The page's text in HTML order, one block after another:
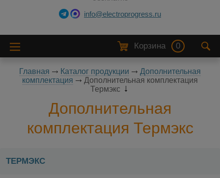
info@electroprogress.ru
Корзина 0
Главная Каталог продукции
Дополнительная
комплектация
Дополнительная комплектация
Термэкс
Дополнительная
комплектация Термэкс
ТЕРМЭКС